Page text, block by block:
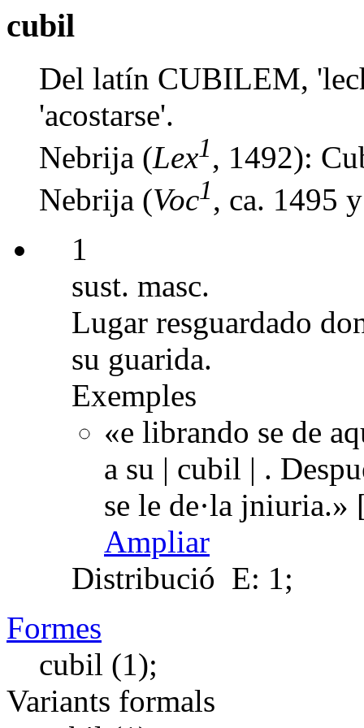
cubil
Del latín CUBILEM,
'acostarse'.
Nebrija (Lex1, 1492):
Nebrija (Voc1, ca. 1495
1
sust. masc.
Lugar resguardado
su guarida.
Exemples
«e librando se de
a su | cubil | .
se le de·la
Ampliar
Distribució E: 1;
Formes
cubil (1);
Variants formals